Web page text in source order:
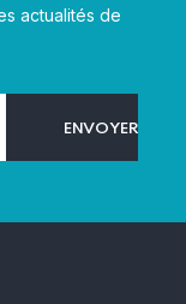
actualités de